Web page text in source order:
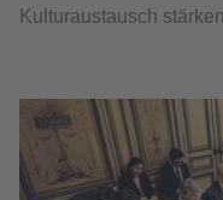
Kulturaustausch